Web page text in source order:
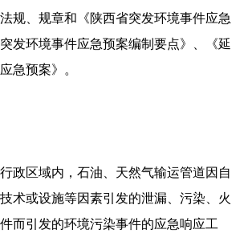
规、规章和《陕西省突发环境事件应急
发环境事件应急预案编制要点》、《延
急预案》。
政区域内，石油、天然气输运管道因自
术或设施等因素引发的泄漏、污染、火
而引发的环境污染事件的应急响应工